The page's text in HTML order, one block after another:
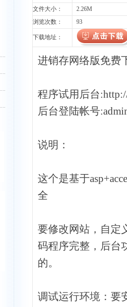
文件大小：
2.26M
浏览次数：
93
下载地址：
进销存网络版免费
程序试用后台
后台登陆帐号
说明：
这个是基于
全
要修改网站，自定
码程序完整，后台
的。
调试运行环境：要